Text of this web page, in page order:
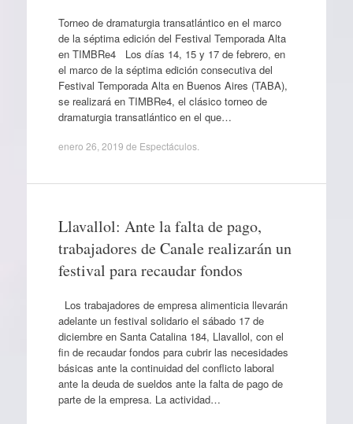
Torneo de dramaturgia transatlántico en el marco
de la séptima edición del Festival Temporada Alta
en TIMBRe4 Los días 14, 15 y 17 de febrero, en
el marco de la séptima edición consecutiva del
Festival Temporada Alta en Buenos Aires (TABA),
se realizará en TIMBRe4, el clásico torneo de
dramaturgia transatlántico en el que…
enero 26, 2019 de Espectáculos.
Llavallol: Ante la falta de pago,
trabajadores de Canale realizarán un
festival para recaudar fondos
Los trabajadores de empresa alimenticia llevarán
adelante un festival solidario el sábado 17 de
diciembre en Santa Catalina 184, Llavallol, con el
fin de recaudar fondos para cubrir las necesidades
básicas ante la continuidad del conflicto laboral
ante la deuda de sueldos ante la falta de pago de
parte de la empresa. La actividad…